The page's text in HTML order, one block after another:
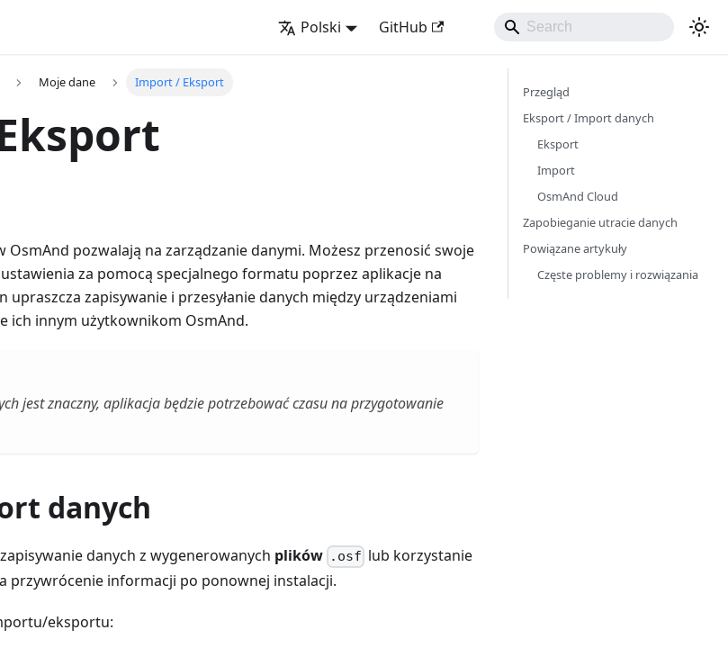
Polski GitHub
Moje dane Import / Eksport
OsmAnd pozwalają na zarządzanie danymi. Możesz przenosić swoje
za pomocą specjalnego formatu poprzez aplikacje na
upraszcza zapisywanie i przesyłanie danych między urządzeniami
ich innym użytkownikom OsmAnd.
jest znaczny, aplikacja będzie potrzebować czasu na przygotowanie
danych
danych z wygenerowanych plików .osf lub korzystanie
przywrócenie informacji po ponownej instalacji.
eksportu:
Przegląd
Eksport / Import danych
Eksport
Import
OsmAnd Cloud
Zapobieganie utracie danych
Powiązane artykuły
Częste problemy i rozwiązania